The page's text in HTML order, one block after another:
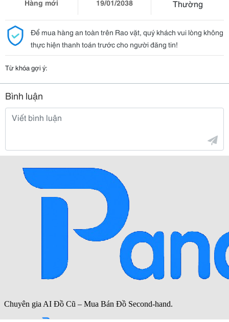
Hàng mới
19/01/2038
Thường
Để mua hàng an toàn trên Rao vặt, quý khách vui lòng không
thực hiện thanh toán trước cho người đăng tin!
Từ khóa gợi ý:
Bình luận